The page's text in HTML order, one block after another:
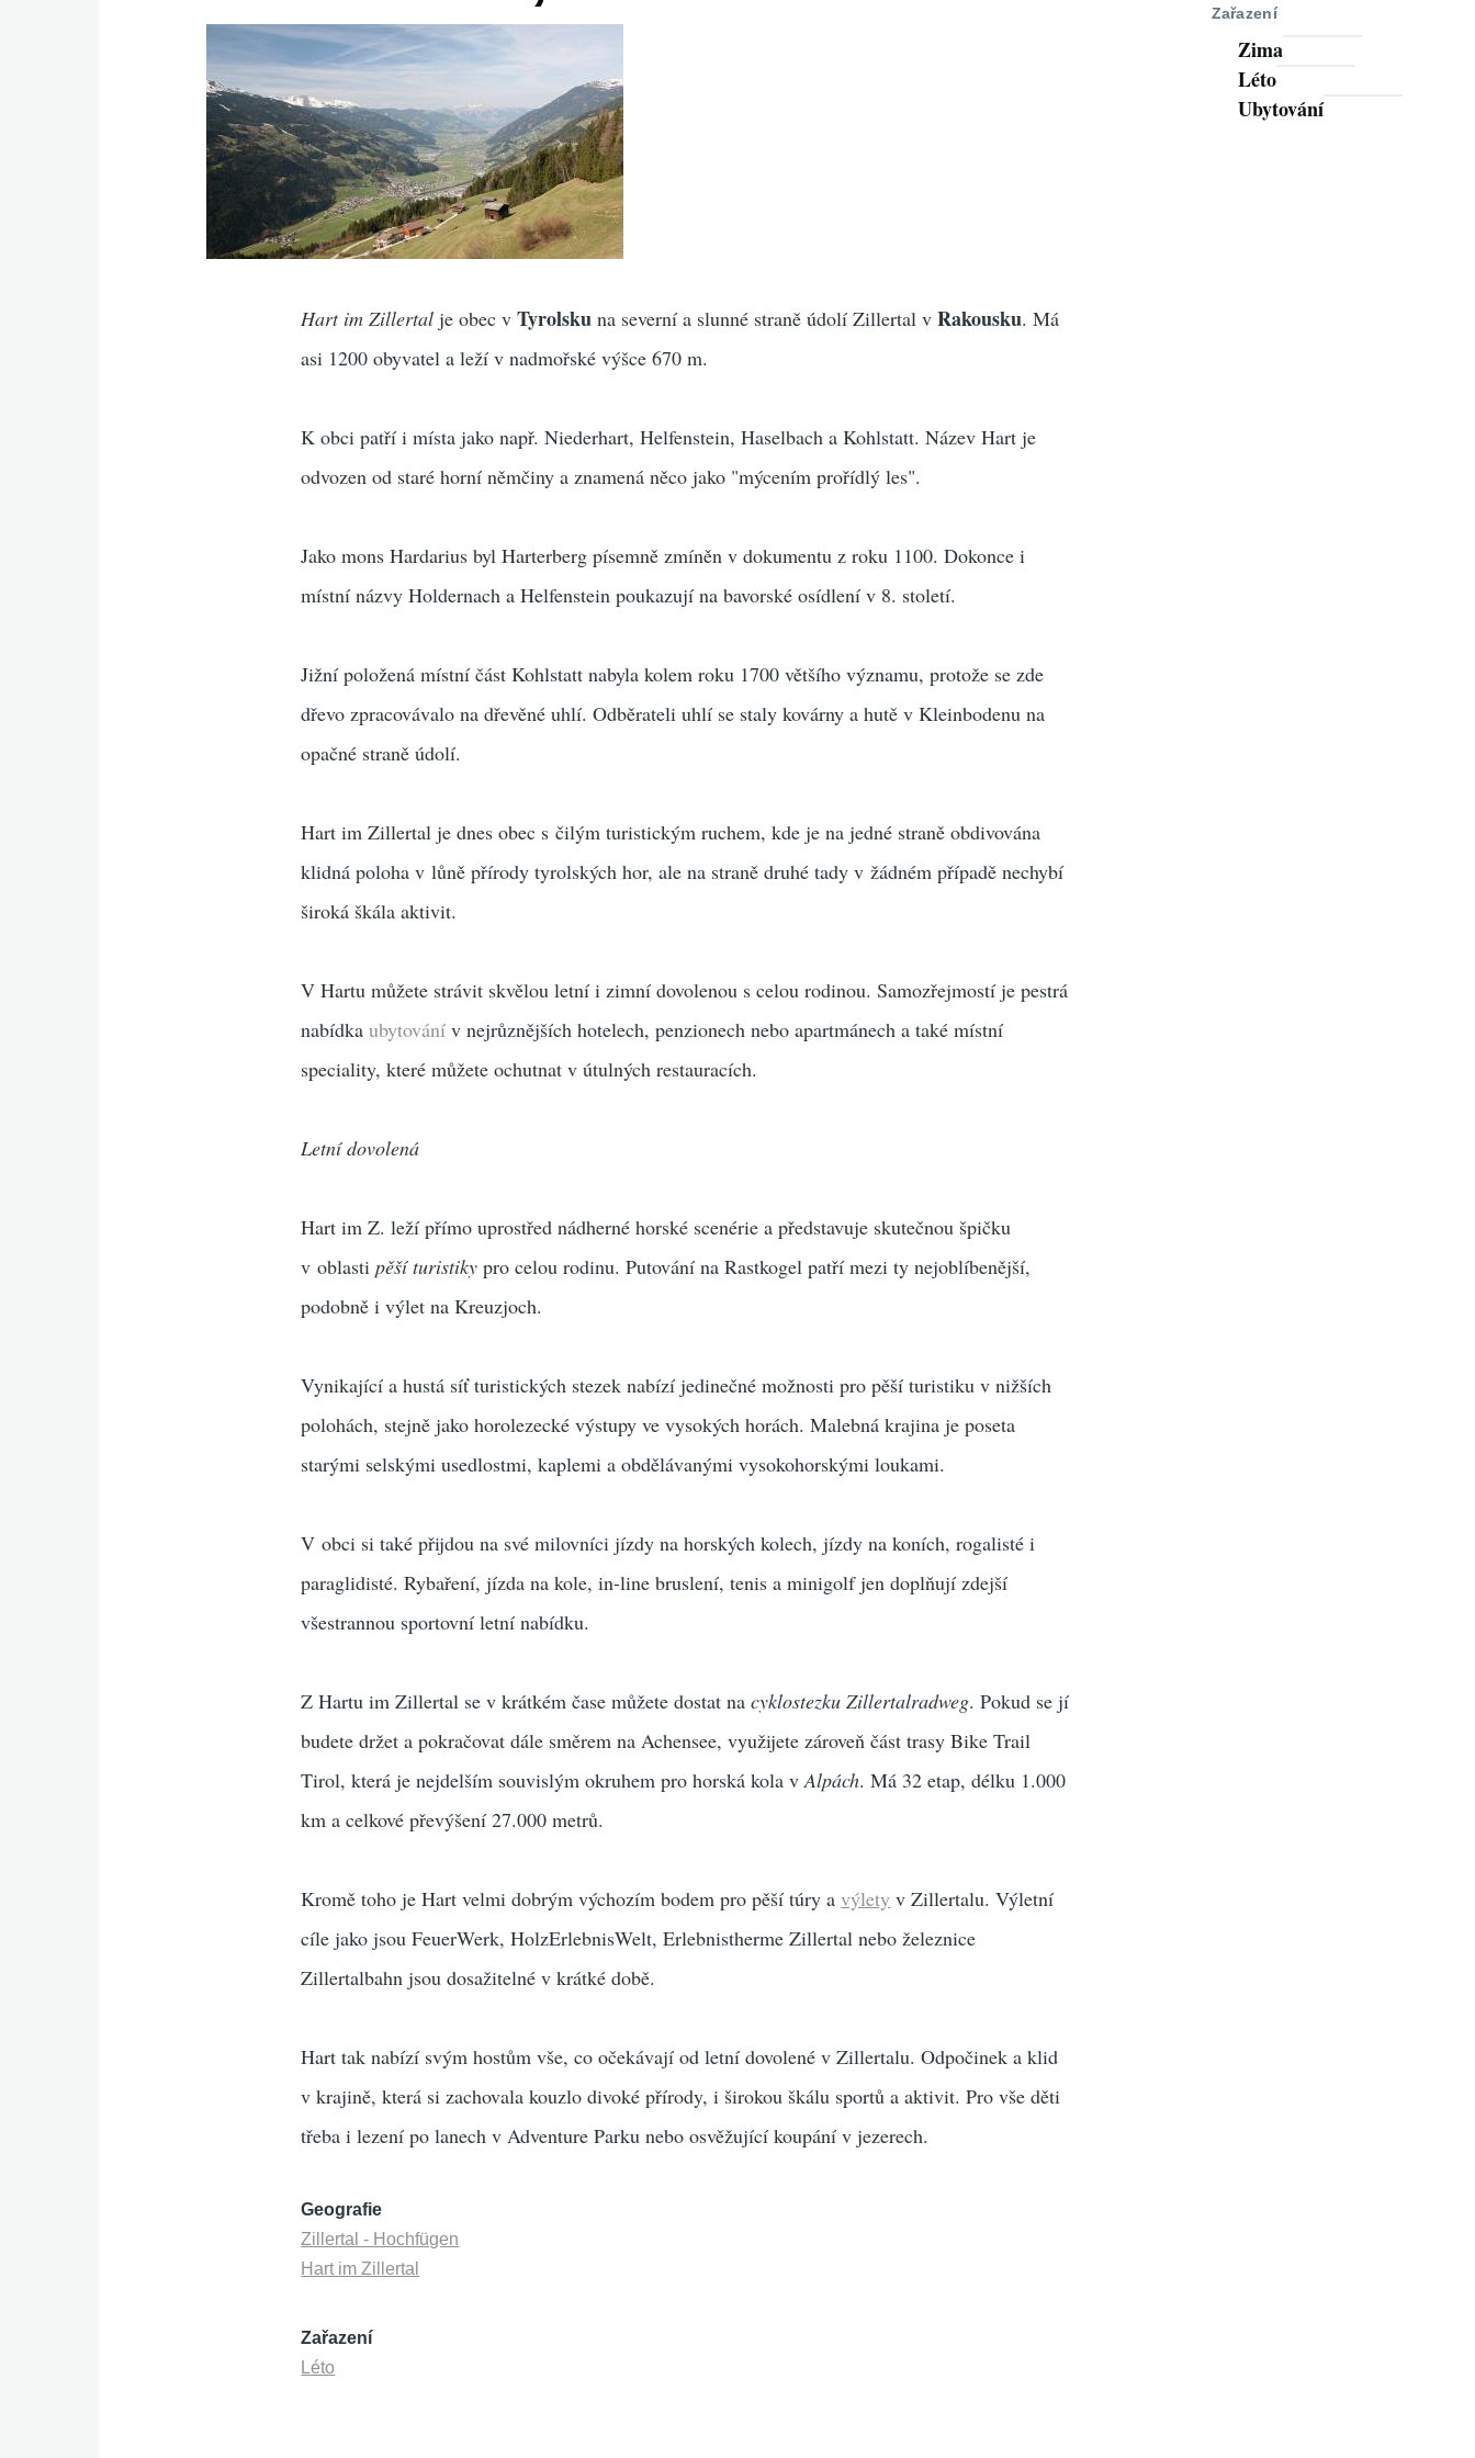
Hart im Zillertal je obec vTyrolsku na severní a slunné straně údolí Zillertal vRakousku. Má
asi 1200 obyvatel a leží v nadmořské výšce 670 m.
K obci patří i místa jako např. Niederhart, Helfenstein, Haselbach a Kohlstatt. Název Hart je
odvozen od staré horní němčiny a znamená něco jako "mýcením prořídlý les".
Jako mons Hardarius byl Harterberg písemně zmíněn v dokumentu z roku 1100. Dokonce i
místní názvy Holdernach a Helfenstein poukazují na bavorské osídlení v 8. století.
Jižní položená místní část Kohlstatt nabyla kolem roku 1700 většího významu, protože se zde
dřevo zpracovávalo na dřevěné uhlí. Odběrateli uhlí se staly kovárny a hutě v Kleinbodenu na
opačné straně údolí.
Hart im Zillertal je dnes obec s čilým turistickým ruchem, kde je na jedné straně obdivována
klidná poloha v lůně přírody tyrolských hor, ale na straně druhé tady v žádném případě nechybí
široká škála aktivit.
V Hartu můžete strávit skvělou letní i zimní dovolenou s celou rodinou. Samozřejmostí je pestrá
nabídkaubytování v nejrůznějších hotelech, penzionech nebo apartmánech a také místní
speciality, které můžete ochutnat v útulných restauracích.
Letní dovolená
Hart im Z. leží přímo uprostřed nádherné horské scenérie a představuje skutečnou špičku
v oblastipěší turistiky pro celou rodinu. Putování na Rastkogel patří mezi ty nejoblíbenější,
podobně i výlet na Kreuzjoch.
Vynikající a hustá síť turistických stezek nabízí jedinečné možnosti pro pěší turistiku v nižších
polohách, stejně jako horolezecké výstupy ve vysokých horách. Malebná krajina je poseta
starými selskými usedlostmi, kaplemi a obdělávanými vysokohorskými loukami.
V obci si také přijdou na své milovníci jízdy na horských kolech, jízdy na koních, rogalisté i
paraglidisté. Rybaření, jízda na kole, in-line bruslení, tenis a minigolf jen doplňují zdejší
všestrannou sportovní letní nabídku.
Z Hartu im Zillertal se v krátkém čase můžete dostat nacyklostezku Zillertalradweg. Pokud se jí
budete držet a pokračovat dále směrem na Achensee, využijete zároveň část trasy Bike Trail
Tirol, která je nejdelším souvislým okruhem pro horská kola vAlpách. Má 32 etap, délku 1.000
km a celkové převýšení 27.000 metrů.
Kromě toho je Hart velmi dobrým výchozím bodem pro pěší túry avýlety v Zillertalu. Výletní
cíle jako jsou FeuerWerk, HolzErlebnisWelt, Erlebnistherme Zillertal nebo železnice
Zillertalbahn jsou dosažitelné v krátké době.
Hart tak nabízí svým hostům vše, co očekávají od letní dovolené v Zillertalu. Odpočinek a klid
v krajině, která si zachovala kouzlo divoké přírody, i širokou škálu sportů a aktivit. Pro vše děti
třeba i lezení po lanech v Adventure Parku nebo osvěžující koupání v jezerech.
Geografie
Zillertal - Hochfügen
Hart im Zillertal
Zařazení
Léto
Zařazení
Zima
Léto
Ubytování